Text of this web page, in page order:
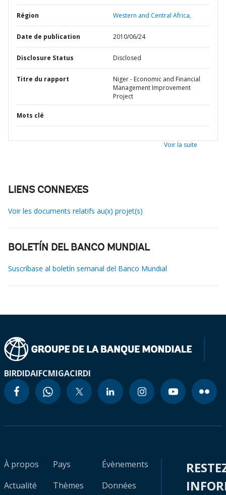
Région Western and Central Africa,
Date de publication 2010/06/24
Disclosure Status Disclosed
Titre du rapport
Niger - Economic and Financial
Management Improvement
Project
Mots clé
Voir la suite
LIENS CONNEXES
Voir les documents relatifs au(x) projet(s)
BOLETÍN DEL BANCO MUNDIAL
Suscríbase al boletín semanal del Banco Mundial
BIRDIDAIFCMIGACIRDI
À propos
Actualité
Pays
Thèmes
Évènements
Données